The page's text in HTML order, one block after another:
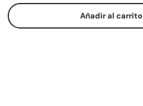
la cantidad Añadir al carrito